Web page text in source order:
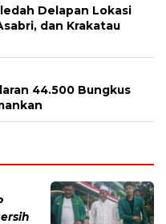
Delapan Lokasi
dan Krakatau
44.500 Bungkus